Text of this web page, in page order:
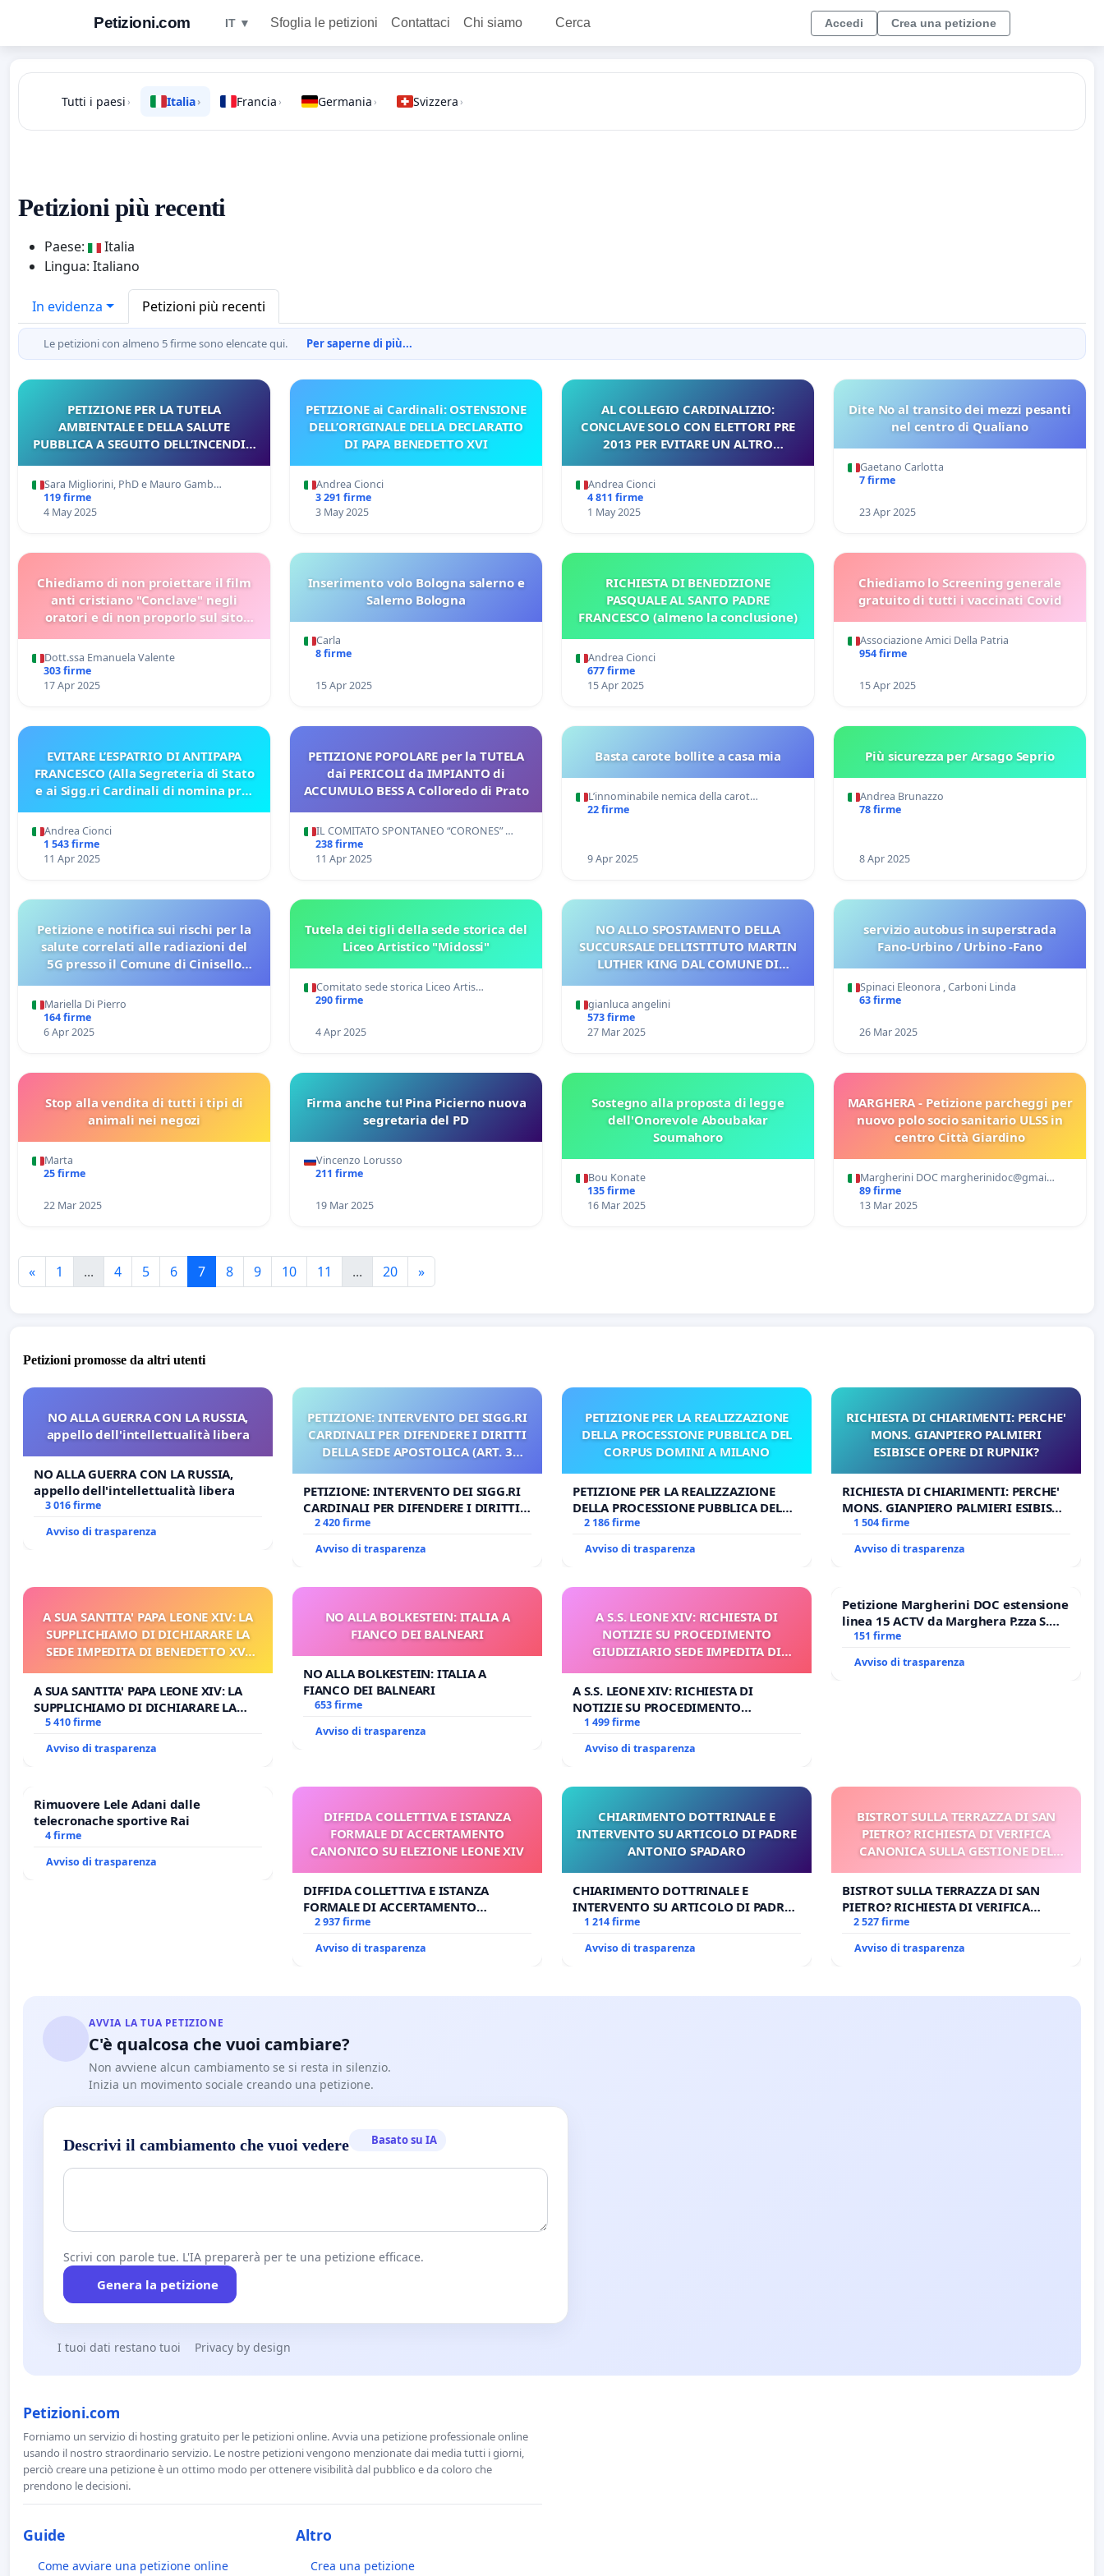
Petizioni.com IT ▼ Sfoglia le petizioni Contattaci Chi siamo Cerca Accedi Crea una petizione
Tutti i paesi › Italia› Francia › Germania › Svizzera ›
Petizioni più recenti
Paese:
Italia
Lingua: Italiano
In evidenza Petizioni più recenti
Le petizioni con almeno 5 firme sono elencate qui. Per saperne di più...
PETIZIONE PER LA TUTELA
AMBIENTALE E DELLA SALUTE
PUBBLICA A SEGUITO DELL’INCENDIO
DEL 1° MAGGIO 2025
Sara Migliorini, PhD e Mauro Gamb…
119 firme
4 May 2025
PETIZIONE ai Cardinali: OSTENSIONE
DELL’ORIGINALE DELLA DECLARATIO
DI PAPA BENEDETTO XVI
Andrea Cionci
3 291 firme
3 May 2025
AL COLLEGIO CARDINALIZIO:
CONCLAVE SOLO CON ELETTORI PRE
2013 PER EVITARE UN ALTRO
Andrea Cionci
4 811 firme
1 May 2025
Dite No al transito dei mezzi pesanti
nel centro di Qualiano
Gaetano Carlotta
7 firme
23 Apr 2025
Chiediamo di non proiettare il film
anti cristiano "Conclave" negli
oratori e di non proporlo sul sito
Dott.ssa Emanuela Valente
303 firme
17 Apr 2025
Inserimento volo Bologna salerno e
Salerno Bologna
Carla
8 firme
15 Apr 2025
RICHIESTA DI BENEDIZIONE
PASQUALE AL SANTO PADRE
FRANCESCO (almeno la conclusione)
Andrea Cionci
677 firme
15 Apr 2025
Chiediamo lo Screening generale
gratuito di tutti i vaccinati Covid
Associazione Amici Della Patria
954 firme
15 Apr 2025
EVITARE L’ESPATRIO DI ANTIPAPA
FRANCESCO (Alla Segreteria di Stato
e ai Sigg.ri Cardinali di nomina pre-
Andrea Cionci
1 543 firme
11 Apr 2025
PETIZIONE POPOLARE per la TUTELA
dai PERICOLI da IMPIANTO di
ACCUMULO BESS A Colloredo di Prato
IL COMITATO SPONTANEO “CORONES” …
238 firme
11 Apr 2025
Basta carote bollite a casa mia
L’innominabile nemica della carot…
22 firme
9 Apr 2025
Più sicurezza per Arsago Seprio
Andrea Brunazzo
78 firme
8 Apr 2025
Petizione e notifica sui rischi per la
salute correlati alle radiazioni del
5G presso il Comune di Cinisello
Mariella Di Pierro
164 firme
6 Apr 2025
Tutela dei tigli della sede storica del
Liceo Artistico "Midossi"
Comitato sede storica Liceo Artis…
290 firme
4 Apr 2025
NO ALLO SPOSTAMENTO DELLA
SUCCURSALE DELL’ISTITUTO MARTIN
LUTHER KING DAL COMUNE DI
PROGETTI DELLA PROVINCIA
gianluca angelini
573 firme
27 Mar 2025
servizio autobus in superstrada
Fano-Urbino / Urbino -Fano
Spinaci Eleonora , Carboni Linda
63 firme
26 Mar 2025
Stop alla vendita di tutti i tipi di
animali nei negozi
Marta
25 firme
22 Mar 2025
Firma anche tu! Pina Picierno nuova
segretaria del PD
Vincenzo Lorusso
211 firme
19 Mar 2025
Sostegno alla proposta di legge
dell'Onorevole Aboubakar
Soumahoro
Bou Konate
135 firme
16 Mar 2025
MARGHERA - Petizione parcheggi per
nuovo polo socio sanitario ULSS in
centro Città Giardino
Margherini DOC margherinidoc@gmai…
89 firme
13 Mar 2025
« 1 ... 4 5 6 7 8 9 10 11 ... 20 »
Petizioni promosse da altri utenti
NO ALLA GUERRA CON LA RUSSIA,
appello dell'intellettualità libera
NO ALLA GUERRA CON LA RUSSIA,
appello dell'intellettualità libera
3 016 firme
Avviso di trasparenza
PETIZIONE: INTERVENTO DEI SIGG.RI
CARDINALI PER DIFENDERE I DIRITTI
DELLA SEDE APOSTOLICA (ART. 3
PETIZIONE: INTERVENTO DEI SIGG.RI
CARDINALI PER DIFENDERE I DIRITTI
DELLA SEDE APOSTOLICA (ART. 3 UDG)
2 420 firme
Avviso di trasparenza
PETIZIONE PER LA REALIZZAZIONE
DELLA PROCESSIONE PUBBLICA DEL
CORPUS DOMINI A MILANO
PETIZIONE PER LA REALIZZAZIONE
DELLA PROCESSIONE PUBBLICA DEL
CORPUS DOMINI A MILANO
2 186 firme
Avviso di trasparenza
RICHIESTA DI CHIARIMENTI: PERCHE'
MONS. GIANPIERO PALMIERI
ESIBISCE OPERE DI RUPNIK?
RICHIESTA DI CHIARIMENTI: PERCHE'
MONS. GIANPIERO PALMIERI ESIBISCE
OPERE DI RUPNIK?
1 504 firme
Avviso di trasparenza
A SUA SANTITA' PAPA LEONE XIV: LA
SUPPLICHIAMO DI DICHIARARE LA
SEDE IMPEDITA DI BENEDETTO XVI
PROCESSO
A SUA SANTITA' PAPA LEONE XIV: LA
SUPPLICHIAMO DI DICHIARARE LA
SEDE IMPEDITA DI BENEDETTO XVI E/O
DI FAR APRIRE IL RELATIVO PROCESSO
5 410 firme
Avviso di trasparenza
NO ALLA BOLKESTEIN: ITALIA A
FIANCO DEI BALNEARI
NO ALLA BOLKESTEIN: ITALIA A
FIANCO DEI BALNEARI
653 firme
Avviso di trasparenza
A S.S. LEONE XIV: RICHIESTA DI
NOTIZIE SU PROCEDIMENTO
GIUDIZIARIO SEDE IMPEDITA DI
A S.S. LEONE XIV: RICHIESTA DI
NOTIZIE SU PROCEDIMENTO
GIUDIZIARIO SEDE IMPEDITA DI
BENEDETTO XVI
1 499 firme
Avviso di trasparenza
Petizione Margherini DOC estensione
linea 15 ACTV da Marghera P.zza S.
Antonio all'aeroporto Marco Polo
tariffa a € 1,50
151 firme
Avviso di trasparenza
Rimuovere Lele Adani dalle
telecronache sportive Rai
4 firme
Avviso di trasparenza
DIFFIDA COLLETTIVA E ISTANZA
FORMALE DI ACCERTAMENTO
CANONICO SU ELEZIONE LEONE XIV
DIFFIDA COLLETTIVA E ISTANZA
FORMALE DI ACCERTAMENTO
CANONICO SU ELEZIONE LEONE XIV
2 937 firme
Avviso di trasparenza
CHIARIMENTO DOTTRINALE E
INTERVENTO SU ARTICOLO DI PADRE
ANTONIO SPADARO
CHIARIMENTO DOTTRINALE E
INTERVENTO SU ARTICOLO DI PADRE
ANTONIO SPADARO
1 214 firme
Avviso di trasparenza
BISTROT SULLA TERRAZZA DI SAN
PIETRO? RICHIESTA DI VERIFICA
CANONICA SULLA GESTIONE DEL
BISTROT SULLA TERRAZZA DI SAN
PIETRO? RICHIESTA DI VERIFICA
CANONICA SULLA GESTIONE DEL
CARD. GAMBETTI
2 527 firme
Avviso di trasparenza
AVVIA LA TUA PETIZIONE
C'è qualcosa che vuoi cambiare?
Non avviene alcun cambiamento se si resta in silenzio.
Inizia un movimento sociale creando una petizione.
Descrivi il cambiamento che vuoi vedere Basato su IA
Scrivi con parole tue. L'IA preparerà per te una petizione efficace.
Genera la petizione
I tuoi dati restano tuoi Privacy by design
Petizioni.com
Forniamo un servizio di hosting gratuito per le petizioni online. Avvia una petizione professionale online
usando il nostro straordinario servizio. Le nostre petizioni vengono menzionate dai media tutti i giorni,
perciò creare una petizione è un ottimo modo per ottenere visibilità dal pubblico e da coloro che
prendono le decisioni.
Guide
Come avviare una petizione online
Altro
Crea una petizione